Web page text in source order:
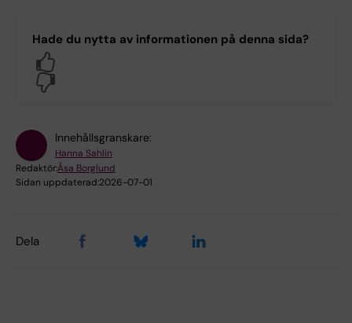
Hade du nytta av informationen på denna sida?
Innehållsgranskare:
Hanna Sahlin
Redaktör:Åsa Borglund
Sidan uppdaterad:2026-07-01
Dela